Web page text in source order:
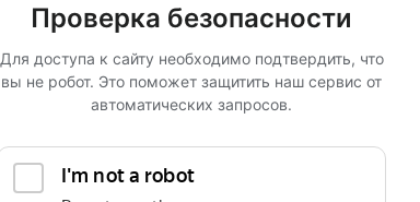
Проверка безопасности
Для доступа к сайту необходимо подтвердить, что
вы не робот. Это поможет защитить наш сервис от
автоматических запросов.